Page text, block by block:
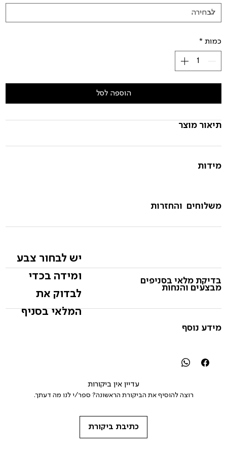
כמות *
הוספה לסל
תיאור מוצר
מידות
משלוחים והחזרות
יש לבחור צבע
ומידה בכדי
לבדוק את
המלאי בסניף
בדיקת מלאי בסניפים
מבצעים והנחות
מידע נוסף
עדיין אין ביקורות
רוצה להוסיף את הביקורת הראשונה? ספר/י לנו מה דעתך.
כתיבת ביקורת